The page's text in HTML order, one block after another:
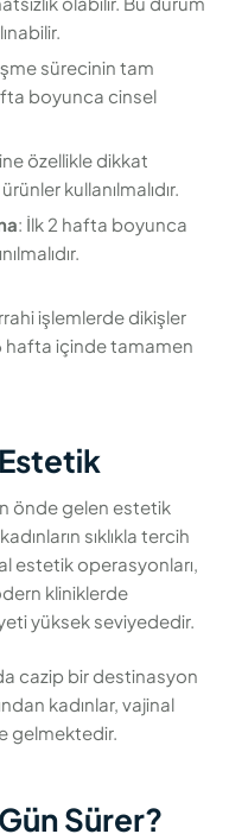
sürecinin tam
boyunca cinsel
özellikle dikkat
kullanılmalıdır.
: İlk 2 hafta boyunca
işlemlerde dikişler
hafta içinde tamamen
önde gelen estetik
sıklıkla tercih
estetik operasyonları,
kliniklerde
yüksek seviyededir.
cazip bir destinasyon
kadınlar, vajinal
gelmektedir.
Sürer?